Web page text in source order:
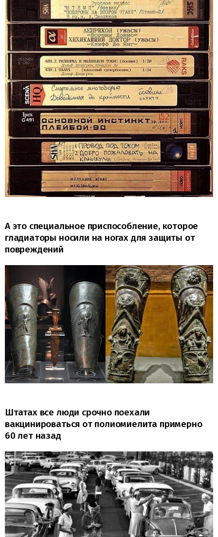
А это специальное приспособление, которое
гладиаторы носили на ногах для защиты от
повреждений
Штатах все люди срочно поехали
вакцинироваться от полиомиелита примерно
60 лет назад